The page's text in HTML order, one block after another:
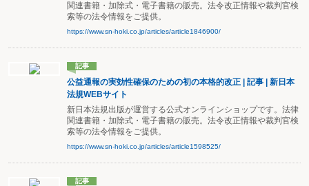
関連書籍・加除式・電子書籍の販売。法令改正情報や裁判官検
索等の法令情報をご提供。
https://www.sn-hoki.co.jp/articles/article1846900/
記事
公益通報の実効性確保のための初の本格的改正 | 記事 | 新日本
法規WEBサイト
新日本法規出版が運営する公式オンラインショップです。法律
関連書籍・加除式・電子書籍の販売。法令改正情報や裁判官検
索等の法令情報をご提供。
https://www.sn-hoki.co.jp/articles/article1598525/
記事